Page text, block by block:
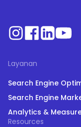
Layanan
Search Engine
Search Engine
Analytics &
Resources